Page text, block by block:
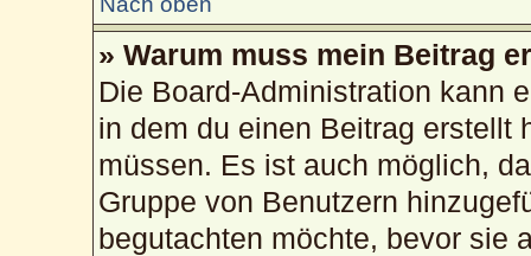
» Warum muss mein Beitrag
Die Board-Administration kann
in dem du einen Beitrag erstellt
müssen. Es ist auch möglich,
Gruppe von Benutzern
begutachten möchte, bevor sie